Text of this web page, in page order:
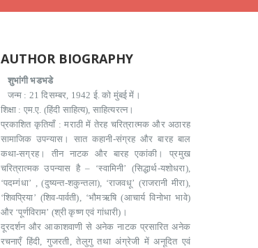
AUTHOR BIOGRAPHY
शुभांगी भडभडे
जन्म : 21 दिसम्बर, 1942 ई. को मुंबई में।
शिक्षा : एम.ए. (हिंदी साहित्य), साहित्यरत्न।
प्रकाशित कृतियाँ : मराठी में तेरह चरित्रात्मक और अठारह
सामाजिक उपन्यास। सात कहानी-संग्रह और बारह बाल
कथा-सग्रह। तीन नाटक और बारह एकांकी। प्रमुख
चरित्रात्मक उपन्यास है – ‘स्वामिनी’ (सिद्धार्थ-यशोधरा),
‘पदम्गंधा’ , (दुष्यन्त-शकुन्तला), ‘राजवधू’ (राजरानी मीरा),
‘शिवप्रिया’ (शिव-पार्वती), ‘भौमऋषि (आचार्य विनोभा भावे)
और ‘पूर्णविराम’ (श्री कृष्ण एवं गांधारी)।
दूरदर्शन और आकाशवाणी से अनेक नाटक प्रसारित अनेक
रचनाएँ हिंदी, गुजरती, तेलुगु तथा अंग्रेजी में अनूदित एवं